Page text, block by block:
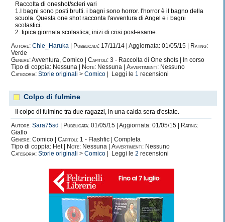
Raccolta di oneshot/scleri vari
1.I bagni sono posti brutti. i bagni sono horror. l'horror è il bagno della
scuola. Questa one shot racconta l'avventura di Angel e i bagni
scolastici.
2. tipica giornata scolastica; inizi di crisi post-esame.
Autore: Chie_Haruka Pubblicata: 17/11/14 | Aggiornata: 01/05/15 |
Rating:
Verde
Genere:Avventura, Comico | Capitoli: 3 - Raccolta di One shots | In corso
Tipo di coppia: Nessuna |
Note: Nessuna | Avvertimenti: Nessuno
Categoria: Storie originali > Comico | Leggi le 1 recensioni
Colpo di fulmine
Il colpo di fulmine tra due ragazzi, in una calda sera d'estate.
Autore: Sara75sd Pubblicata: 01/05/15 | Aggiornata: 01/05/15 |
Rating:
Giallo
Genere: Comico | Capitoli: 1 - Flashfic | Completa
Tipo di coppia: Het |
Note: Nessuna | Avvertimenti: Nessuno
Categoria: Storie originali > Comico | Leggi le 2 recensioni